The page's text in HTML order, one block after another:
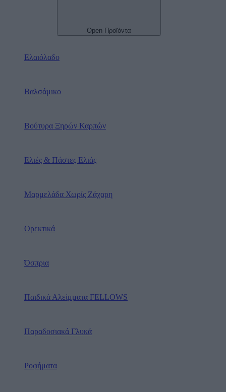
Open Προϊόντα
Ελαιόλαδο
Βαλσάμικο
Βούτυρα Ξηρών Καρπών
Ελιές & Πάστες Ελιάς
Μαρμελάδα Χωρίς Ζάχαρη
Ορεκτικά
Όσπρια
Παιδικά Αλείμματα FELLOWS
Παραδοσιακά Γλυκά
Ροφήματα